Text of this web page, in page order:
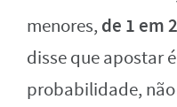
menores, de 1 em
disse que apostar
probabilidade, não